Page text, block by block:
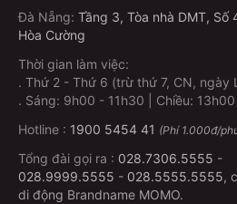
Đà Nẵng: Tầng 3, Tòa nhà DMT,
Hòa Cường
Thời gian làm việc:
. Thứ 2 - Thứ 6 (trừ thứ 7, CN, ngày
. Sáng: 9h00 - 11h30 | Chiều:
Hotline : 1900 5454 41 (Phí 1.000đ/
Tổng đài gọi ra : 028.7306.5555 -
028.9999.5555 - 028.5555.5555,
di động Brandname MOMO.